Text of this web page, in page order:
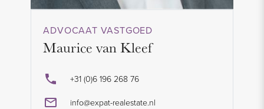
ADVOCAAT VASTGOED
Maurice van Kleef
+31 (0)6 196 268 76
info@expat-realestate.nl